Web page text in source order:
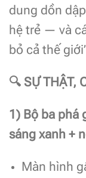
dung dồn
hệ trẻ — và
bỏ cả thế
🔍 SỰ THẬT,
1) Bộ ba phá
sáng xanh +
Màn hình